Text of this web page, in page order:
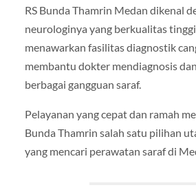
RS Bunda Thamrin Medan dikenal
neurologinya yang berkualitas
menawarkan fasilitas diagnostik
membantu dokter mendiagnosis
berbagai gangguan saraf.
Pelayanan yang cepat dan ramah
Bunda Thamrin salah satu pilihan
yang mencari perawatan saraf di